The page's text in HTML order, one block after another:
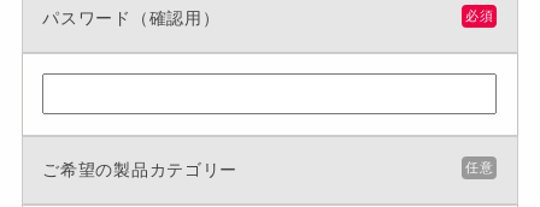
パスワード（確認用） 必須
ご希望の製品カテゴリー 任意